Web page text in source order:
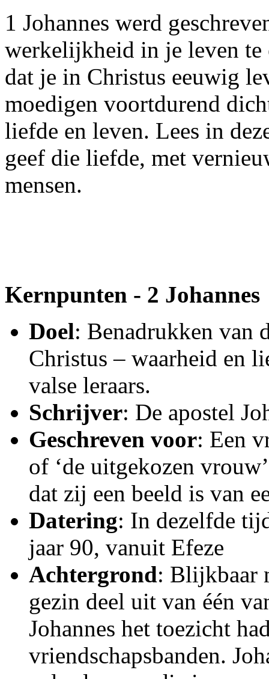
1 Johannes werd
werkelijkheid in je leven te
dat je in Christus eeuwig
moedigen voortdurend
liefde en leven. Lees in
geef die liefde, met
mensen.
Kernpunten - 2 Johannes
Doel: Benadrukken van
Christus – waarheid en
valse leraars.
Schrijver: De apostel
Geschreven voor: Een
of ‘de uitgekozen
dat zij een beeld is van
Datering: In dezelfde
jaar 90, vanuit Efeze
Achtergrond: Blijkbaar
gezin deel uit van één
Johannes het toezicht
vriendschapsbanden.